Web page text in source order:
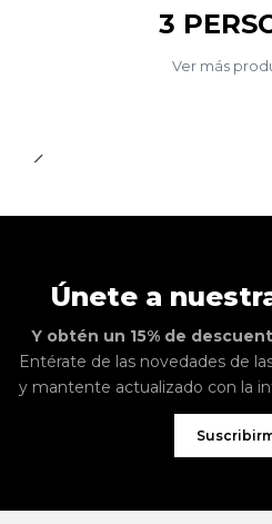
3
Ver más
Únete a
Y obtén un 15% de
Entérate de las novedades de
y mantente actualizado con la